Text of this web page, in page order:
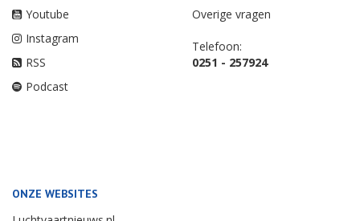
Youtube
Instagram
RSS
Podcast
Overige vragen
Telefoon:
0251 - 257924
ONZE WEBSITES